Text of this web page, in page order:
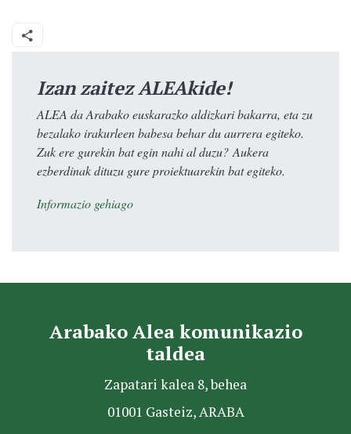
Izan zaitez ALEAkide!
ALEA da Arabako euskarazko aldizkari bakarra, eta zu
bezalako irakurleen babesa behar du aurrera egiteko.
Zuk ere gurekin bat egin nahi al duzu? Aukera
ezberdinak dituzu gure proiektuarekin bat egiteko.
Informazio gehiago
Arabako Alea komunikazio
taldea
Zapatari kalea 8, behea
01001 Gasteiz, ARABA